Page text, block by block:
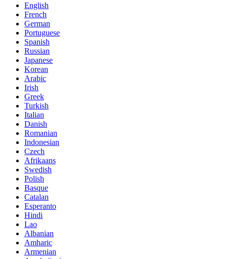
English
French
German
Portuguese
Spanish
Russian
Japanese
Korean
Arabic
Irish
Greek
Turkish
Italian
Danish
Romanian
Indonesian
Czech
Afrikaans
Swedish
Polish
Basque
Catalan
Esperanto
Hindi
Lao
Albanian
Amharic
Armenian